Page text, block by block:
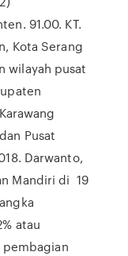
91.00. KT.
Kota Serang
wilayah pusat
Pusat
Darwanto,
Mandiri di 19
atau